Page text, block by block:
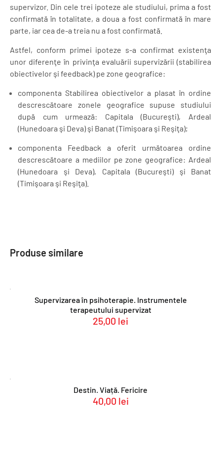
supervizor. Din cele trei ipoteze ale studiului, prima a fost
confirmată în totalitate, a doua a fost confirmată în mare
parte, iar cea de-a treia nu a fost confirmată.
Astfel, conform primei ipoteze s-a confirmat existenţa
unor diferenţe în privinţa evaluării supervizării (stabilirea
obiectivelor şi feedback) pe zone geografice:
componenta Stabilirea obiectivelor a plasat în ordine
descrescătoare zonele geografice supuse studiului
după cum urmează: Capitala (Bucureşti), Ardeal
(Hunedoara şi Deva) şi Banat (Timişoara şi Reşiţa);
componenta Feedback a oferit următoarea ordine
descrescătoare a mediilorpe zone geografice: Ardeal
(Hunedoara şi Deva), Capitala (Bucureşti) şi Banat
(Timişoara şi Reşiţa).
Produse similare
Supervizarea în psihoterapie. Instrumentele
terapeutului supervizat
25,00 lei
Destin. Viață. Fericire
40,00 lei